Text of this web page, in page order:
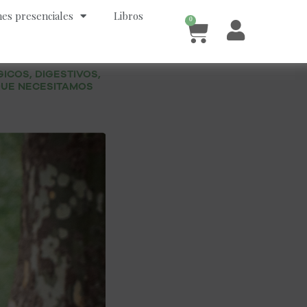
presenciales Libros 0
Cart
DIGESTIVOS,
NECESITAMOS